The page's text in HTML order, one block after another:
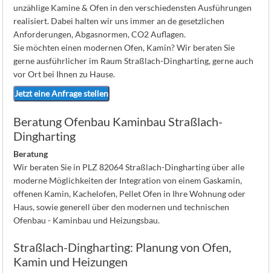
unzählige Kamine & Ofen in den verschiedensten Ausführungen
realisiert. Dabei halten wir uns immer an de gesetzlichen
Anforderungen, Abgasnormen, CO2 Auflagen.
Sie möchten einen modernen Ofen, Kamin? Wir beraten Sie
gerne ausführlicher im Raum Straßlach-Dingharting, gerne auch
vor Ort bei Ihnen zu Hause.
Jetzt eine Anfrage stellen
Beratung Ofenbau Kaminbau Straßlach-
Dingharting
Beratung
Wir beraten Sie in PLZ 82064 Straßlach-Dingharting über alle
moderne Möglichkeiten der Integration von einem Gaskamin,
offenen Kamin, Kachelofen, Pellet Ofen in Ihre Wohnung oder
Haus, sowie generell über den modernen und technischen
Ofenbau - Kaminbau und Heizungsbau.
Straßlach-Dingharting: Planung von Ofen,
Kamin und Heizungen